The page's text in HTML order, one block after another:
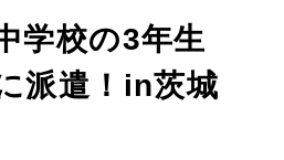
学校の3年生
派遣！in茨城